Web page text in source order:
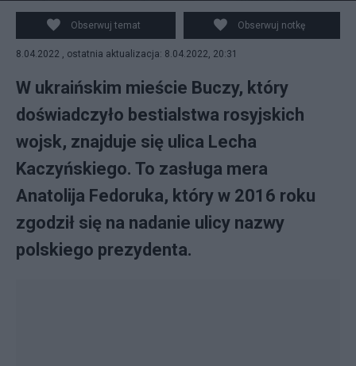
Ulica Lecha Kaczyńskiego w Buczy. Fot. Polskie Radio 24
Obserwuj temat Obserwuj notkę
8.04.2022 , ostatnia aktualizacja: 8.04.2022, 20:31
W ukraińskim mieście Buczy, który
doświadczyło bestialstwa rosyjskich
wojsk, znajduje się ulica Lecha
Kaczyńskiego. To zasługa mera
Anatolija Fedoruka, który w 2016 roku
zgodził się na nadanie ulicy nazwy
polskiego prezydenta.